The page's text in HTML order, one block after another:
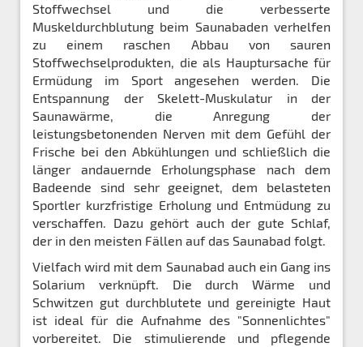
Stoffwechsel und die verbesserte
Muskeldurchblutung beim Saunabaden verhelfen
zu einem raschen Abbau von sauren
Stoffwechselprodukten, die als Hauptursache für
Ermüdung im Sport angesehen werden. Die
Entspannung der Skelett-Muskulatur in der
Saunawärme, die Anregung der
leistungsbetonenden Nerven mit dem Gefühl der
Frische bei den Abkühlungen und schließlich die
länger andauernde Erholungsphase nach dem
Badeende sind sehr geeignet, dem belasteten
Sportler kurzfristige Erholung und Entmüdung zu
verschaffen. Dazu gehört auch der gute Schlaf,
der in den meisten Fällen auf das Saunabad folgt.
Vielfach wird mit dem Saunabad auch ein Gang ins
Solarium verknüpft. Die durch Wärme und
Schwitzen gut durchblutete und gereinigte Haut
ist ideal für die Aufnahme des "Sonnenlichtes"
vorbereitet. Die stimulierende und pflegende